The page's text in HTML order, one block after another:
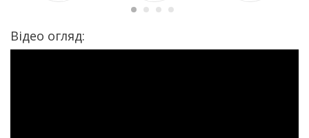
Відео огляд: